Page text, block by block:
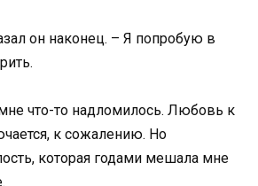
он наконец. – Я попробую в
что-то надломилось. Любовь к
к сожалению. Но
которая годами мешала мне